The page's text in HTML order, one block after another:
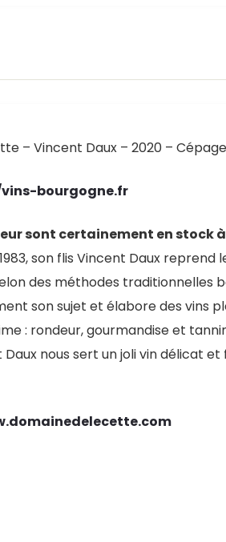
– Vincent Daux – 2020 –
bourgogne.fr
sont certainement en stock
son flis Vincent Daux
des méthodes
son sujet et élabore des vins
: rondeur, gourmandise et
nous sert un joli vin délicat